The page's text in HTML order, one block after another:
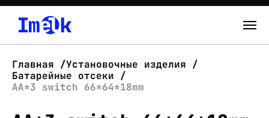
О нас
Главная
Установочные изделия
Батарейные отсеки
AA*3 switch 66*64*18mm